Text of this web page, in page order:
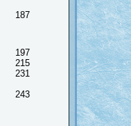
187
197
215
231
243